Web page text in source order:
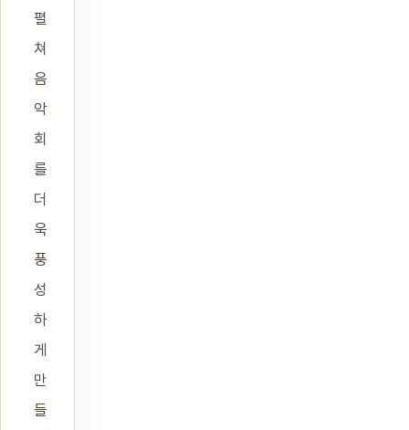
펼
쳐
음
악
회
를
더
욱
풍
성
하
게
만
들